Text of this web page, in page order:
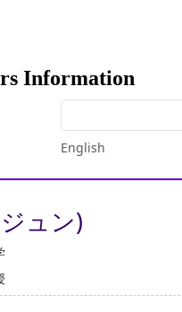
Information
English
ュン)